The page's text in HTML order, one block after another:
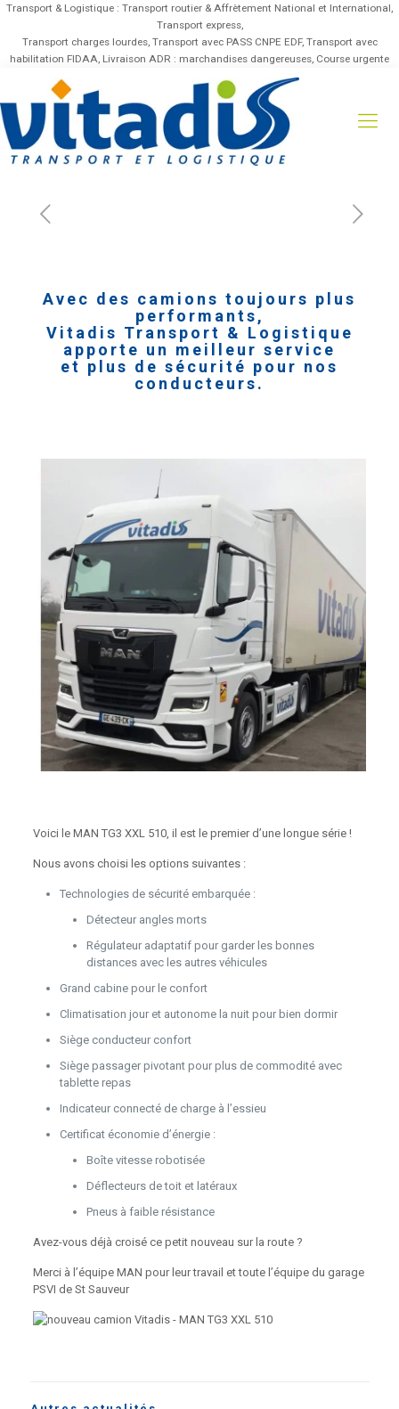
Transport & Logistique : Transport routier & Affrètement National et International,
Transport express,
Transport charges lourdes, Transport avec PASS CNPE EDF, Transport avec
habilitation FIDAA, Livraison ADR : marchandises dangereuses, Course urgente
Avec des camions toujours plus
performants,
Vitadis Transport & Logistique
apporte un meilleur service
et plus de sécurité pour nos
conducteurs.
Voici le MAN TG3 XXL 510, il est le premier d’une longue série !
Nous avons choisi les options suivantes :
Technologies de sécurité embarquée :
Détecteur angles morts
Régulateur adaptatif pour garder les bonnes
distances avec les autres véhicules
Grand cabine pour le confort
Climatisation jour et autonome la nuit pour bien dormir
Siège conducteur confort
Siège passager pivotant pour plus de commodité avec
tablette repas
Indicateur connecté de charge à l’essieu
Certificat économie d’énergie :
Boîte vitesse robotisée
Déflecteurs de toit et latéraux
Pneus à faible résistance
Avez-vous déjà croisé ce petit nouveau sur la route ?
Merci à l’équipe MAN pour leur travail et toute l’équipe du garage
PSVI de St Sauveur